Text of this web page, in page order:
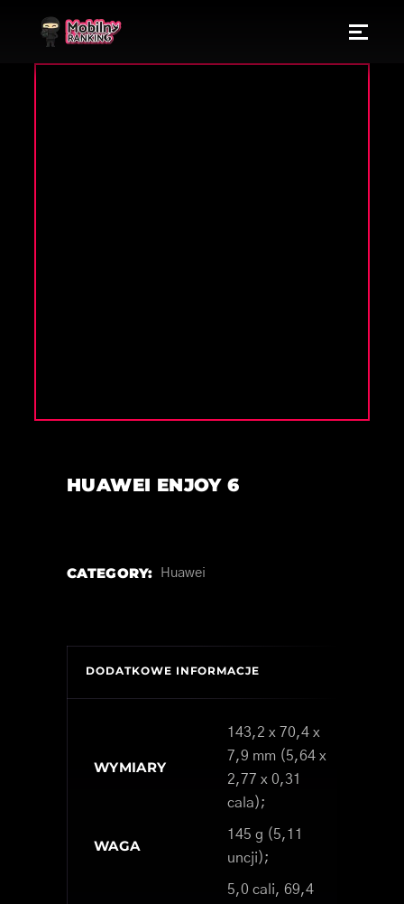
HUAWEI ENJOY 6
CATEGORY: Huawei
DODATKOWE INFORMACJE
WYMIARY
143,2 x 70,4 x
7,9 mm (5,64 x
2,77 x 0,31
cala);
WAGA
145 g (5,11
uncji);
5,0 cali, 69,4